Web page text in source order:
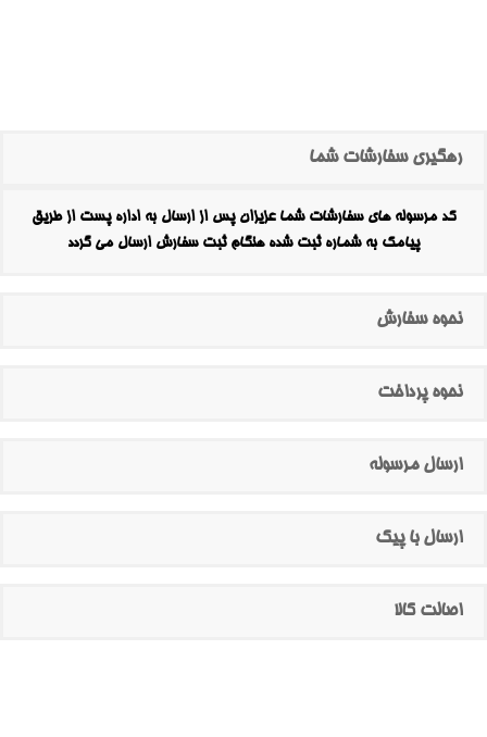
رهگیری سفارشات شما
کد مرسوله های سفارشات شما عزیزان پس از ارسال به اداره پست از طریق
پیامک به شماره ثبت شده هنگام ثبت سفارش ارسال می گردد
نحوه سفارش
نحوه پرداخت
ارسال مرسوله
ارسال با پیک
اصالت کالا